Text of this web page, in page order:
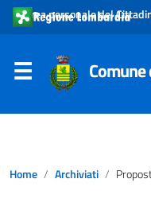
Area personale del
Home Archiviati Proposta di